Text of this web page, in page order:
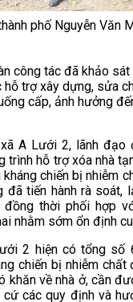
phố Nguyễn Văn
công tác đã khảo
trợ xây dựng, sửa
cấp, ảnh hưởng
A Lưới 2, lãnh
trình hỗ trợ xóa nhà
chiến bị nhiễm
đã tiến hành rà soát,
thời phối hợp
nhằm sớm ổn định
2 hiện có tổng
chiến bị nhiễm chất
khăn về nhà ở, cần
cứ các quy định và